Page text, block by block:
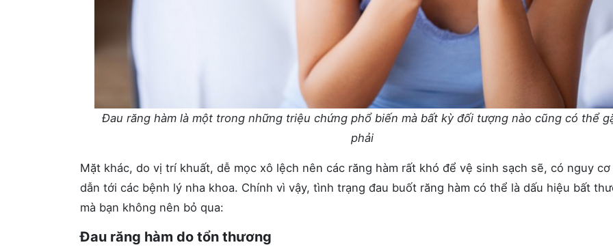
Đau răng hàm là một trong những triệu chứng phổ biến mà bất kỳ đối tượng nào cũng có thể
phải
Mặt khác, do vị trí khuất, dễ mọc xô lệch nên các răng hàm rất khó để vệ sinh sạch sẽ, có nguy cơ
dẫn tới các bệnh lý nha khoa. Chính vì vậy, tình trạng đau buốt răng hàm có thể là dấu hiệu bất
mà bạn không nên bỏ qua:
Đau răng hàm do tổn thương